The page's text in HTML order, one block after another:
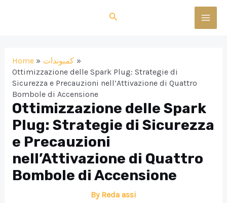
Search
Home
كمبوندات
Ottimizzazione delle Spark Plug: Strategie di
Sicurezza e Precauzioni nell’Attivazione di Quattro
Bombole di Accensione
Ottimizzazione delle Spark
Plug: Strategie di Sicurezza
e Precauzioni
nell’Attivazione di Quattro
Bombole di Accensione
By Reda assi